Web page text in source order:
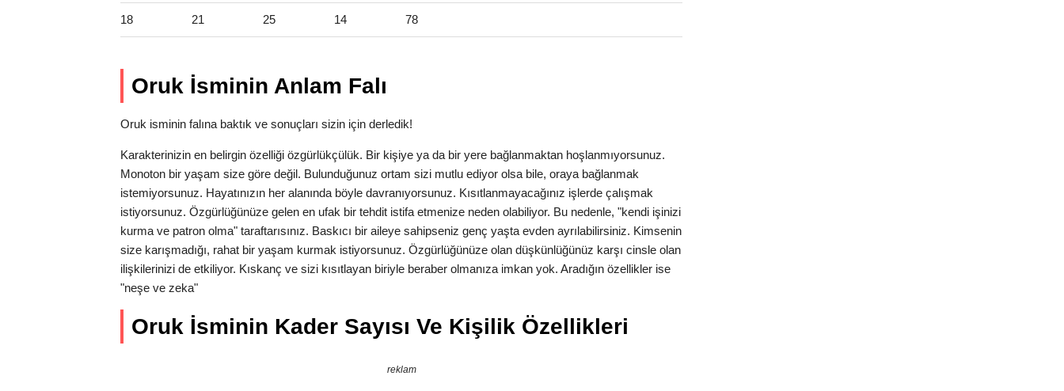
18 21 25 14 78
Oruk İsminin Anlam Falı
Oruk isminin falına baktık ve sonuçları sizin için derledik!
Karakterinizin en belirgin özelliği özgürlükçülük. Bir kişiye ya da bir yere bağlanmaktan hoşlanmıyorsunuz.
Monoton bir yaşam size göre değil. Bulunduğunuz ortam sizi mutlu ediyor olsa bile, oraya bağlanmak
istemiyorsunuz. Hayatınızın her alanında böyle davranıyorsunuz. Kısıtlanmayacağınız işlerde çalışmak
istiyorsunuz. Özgürlüğünüze gelen en ufak bir tehdit istifa etmenize neden olabiliyor. Bu nedenle, "kendi işinizi
kurma ve patron olma" taraftarısınız. Baskıcı bir aileye sahipseniz genç yaşta evden ayrılabilirsiniz. Kimsenin
size karışmadığı, rahat bir yaşam kurmak istiyorsunuz. Özgürlüğünüze olan düşkünlüğünüz karşı cinsle olan
ilişkilerinizi de etkiliyor. Kıskanç ve sizi kısıtlayan biriyle beraber olmanıza imkan yok. Aradığın özellikler ise
"neşe ve zeka"
Oruk İsminin Kader Sayısı Ve Kişilik Özellikleri
reklam